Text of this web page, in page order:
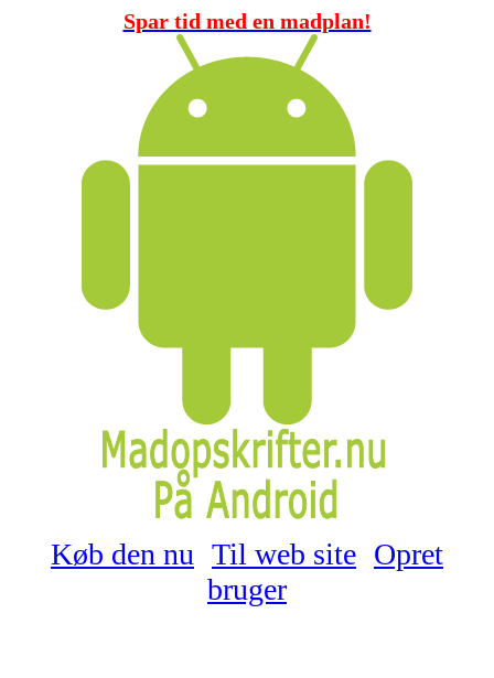
Spar tid med en madplan!
Køb den nu Til web site Opret
bruger